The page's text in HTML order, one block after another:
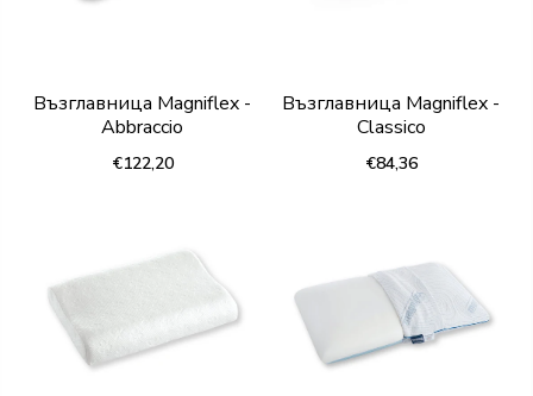
Възглавница Magniflex -
Abbraccio
€122,20
Възглавница Magniflex -
Classico
€84,36